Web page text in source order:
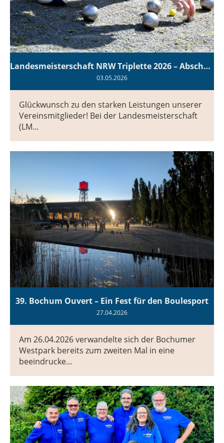
Landesmeisterschaft NRW Triplette 2026 – Abschneiden der Diaboulos
03.05.2026
Glückwunsch zu den starken Leistungen unserer
Vereinsmitglieder! Bei der Landesmeisterschaft
(LM...
39. Bochum Ouvert – Ein Fest für den Boulesport
27.04.2026
Am 26.04.2026 verwandelte sich der Bochumer
Westpark bereits zum zweiten Mal in eine
beeindrucke...